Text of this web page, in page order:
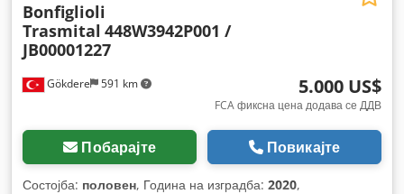
Gökdere 591 km
Bonfiglioli
Trasmital 448W3942P001 /
JB00001227
5.000 US$
FCA фиксна цена додава се ДДВ
Побарајте Повикајте
Состојба: половен, Година на изградба: 2020,